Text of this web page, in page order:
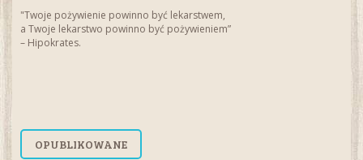
"Twoje pożywienie powinno być lekarstwem,
a Twoje lekarstwo powinno być pożywieniem”
– Hipokrates.
OPUBLIKOWANE